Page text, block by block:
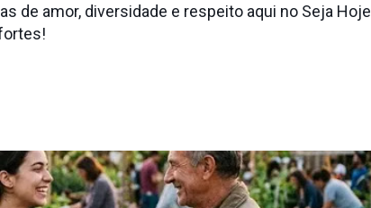
de amor, diversidade e respeito aqui no Seja Hoje